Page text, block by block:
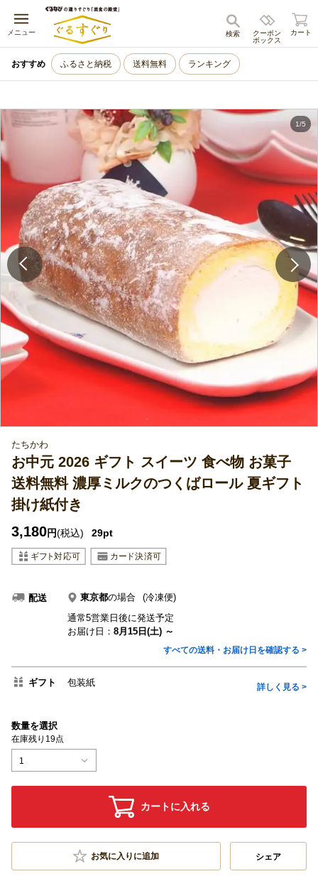
メニュー
キャンセル
クーポン
ボックス
検索 カート
おすすめ ふるさと納税 送料無料 ランキング
1/5
たちかわ
お中元 2026 ギフト スイーツ 食べ物 お菓子
送料無料 濃厚ミルクのつくばロール 夏ギフト
掛け紙付き
3,180円(税込) 29pt
配送 東京都の場合
(冷凍便)
通常5営業日後に発送予定
お届け日： 8月15日(土) ～
すべての送料・お届け日を確認する >
ギフト 包装紙 詳しく見る >
数量を選択
在庫残り19点
1
カートに入れる
お気に入りに追加 シェア